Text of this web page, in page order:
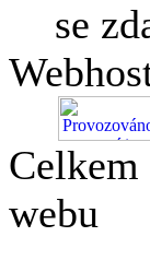
se
Celkem
webu